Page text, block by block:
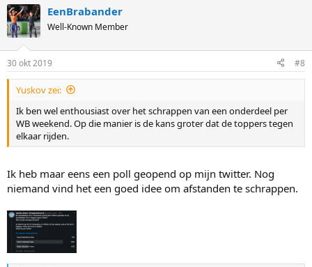
c
t
i
s
:
EenBrabander
Well-Known Member
30 okt 2019 #8
Yuskov zei:
Ik ben wel enthousiast over het schrappen van een onderdeel per
WB weekend. Op die manier is de kans groter dat de toppers tegen
elkaar rijden.
Ik heb maar eens een poll geopend op mijn twitter. Nog
niemand vind het een goed idee om afstanden te schrappen.